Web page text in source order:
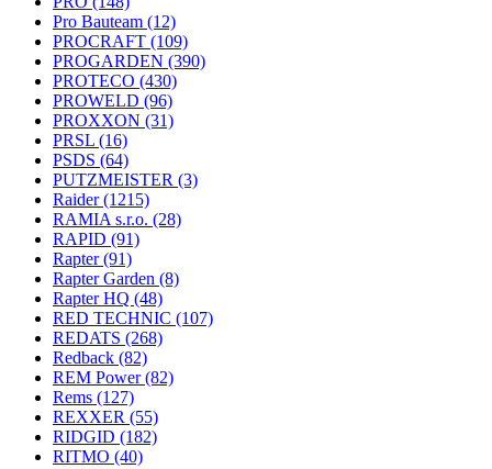
Pro Bauteam (12)
PROCRAFT (109)
PROGARDEN (390)
PROTECO (430)
PROWELD (96)
PROXXON (31)
PRSL (16)
PSDS (64)
PUTZMEISTER (3)
Raider(1215)
RAMIA s.r.o. (28)
RAPID (91)
Rapter(91)
Rapter Garden (8)
Rapter HQ (48)
RED TECHNIC (107)
REDATS (268)
Redback (82)
REM Power(82)
Rems (127)
REXXER (55)
RIDGID (182)
RITMO (40)